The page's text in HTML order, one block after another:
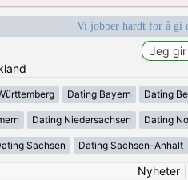
Vi jobber hardt for å gi
Dating Bayern Dating
Dating Niedersachsen Dating
Sachsen Dating Sachsen-Anhalt
Nyheter|